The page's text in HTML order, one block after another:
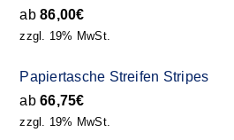
ab86,00€
zzgl. 19% MwSt.
Papiertasche Streifen Stripes
ab66,75€
zzgl. 19% MwSt.